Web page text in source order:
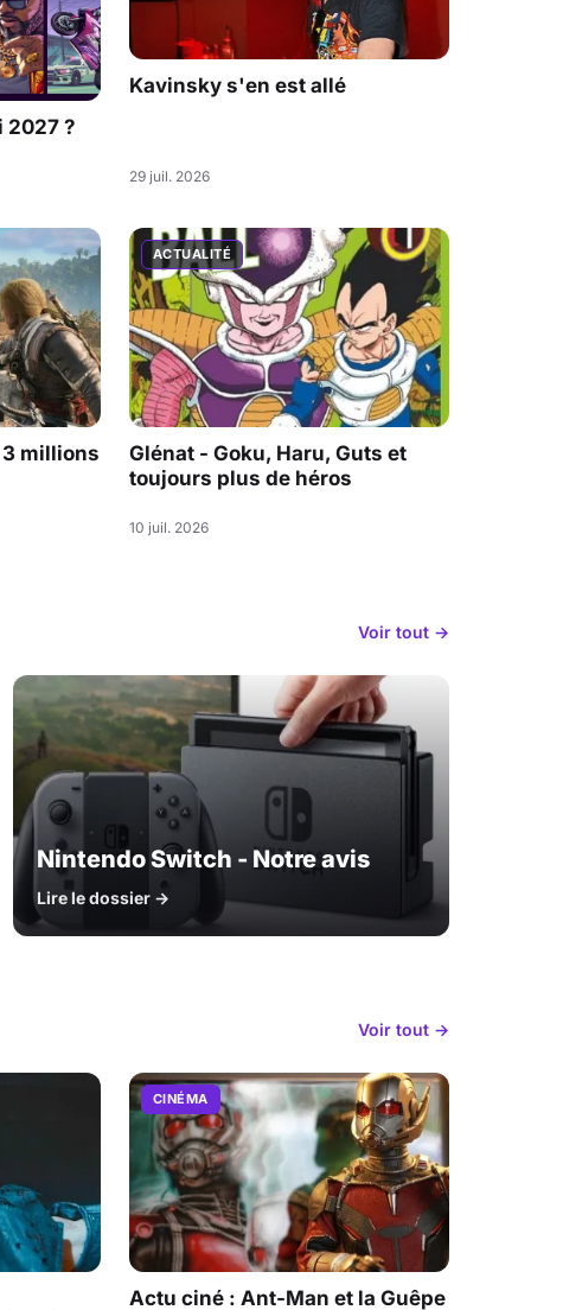
2027 ?
Kavinsky s'en est allé
29 juil. 2026
3 millions
ACTUALITÉ
Glénat - Goku, Haru, Guts et
toujours plus de héros
10 juil. 2026
Voir tout →
Nintendo Switch - Notre avis
Lire le dossier →
Voir tout →
CINÉMA
Actu ciné : Ant-Man et la Guêpe